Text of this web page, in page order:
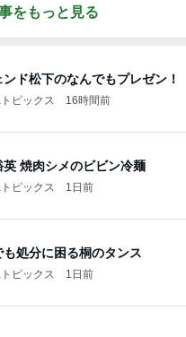
ピックス 1日前
めて応募した新たなプレビュー
ピックス 13時間前
夫 我が家の献立の決め方
ピックス 1日前